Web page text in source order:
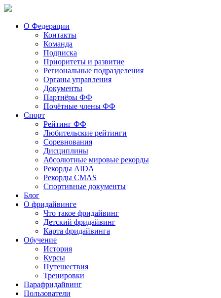
О Федерации
Контакты
Команда
Подписка
Приоритеты и развитие
Региональные подразделения
Органы управления
Документы
Партнёры ФФ
Почётные члены ФФ
Спорт
Рейтинг ФФ
Любительские рейтинги
Соревнования
Дисциплины
Абсолютные мировые рекорды
Рекорды AIDA
Рекорды CMAS
Спортивные документы
Блог
О фридайвинге
Что такое фридайвинг
Детский фридайвинг
Карта фридайвинга
Обучение
История
Курсы
Путешествия
Тренировки
Парафридайвинг
Пользователи